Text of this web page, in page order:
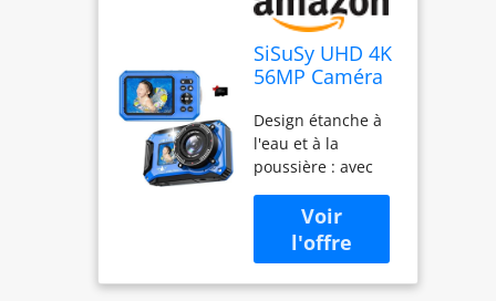
SiSuSy UHD 4K
56MP Caméra
numérique
avec carte de
32 Go, double
écran, étanche,
anti-poussière,
flottant,
compact,
autofocus,
Design étanche à
l'eau et à la
poussière : avec
d'étanchéité de 10
m, cette caméra
sous-marine vous
permet de plonger